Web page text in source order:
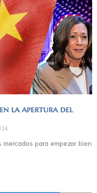
la apertura del
para empezar bien